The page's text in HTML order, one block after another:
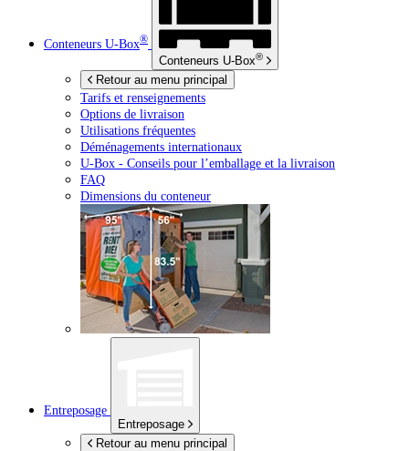
Conteneurs U-Box®
Conteneurs U-Box®
Retour au menu principal
Tarifs et renseignements
Options de livraison
Utilisations fréquentes
Déménagements internationaux
U-Box - Conseils pour l’emballage et la livraison
FAQ
Dimensions du conteneur
Entreposage
Entreposage
Retour au menu principal